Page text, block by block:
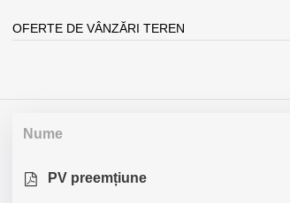
OFERTE DE VÂNZĂRI TEREN
Nume
PV preemțiune